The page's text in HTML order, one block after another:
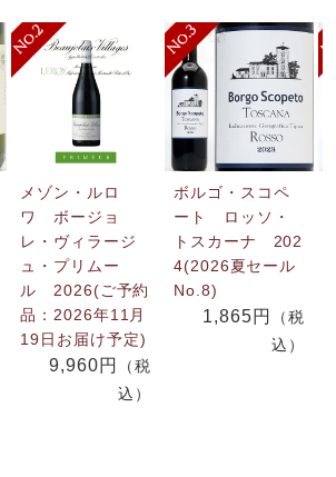
メゾン・ルロ
ワ ボージョ
レ・ヴィラージ
ュ・プリムー
ル 2026(ご予約
品：2026年11月
19日お届け予定)
9,960円
（税
込）
ボルゴ・スコペ
ート ロッソ・
トスカーナ 202
4(2026夏セール
No.8)
1,865円
（税
込）